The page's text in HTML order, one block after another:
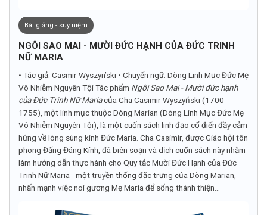
Bài giảng - suy niệm
NGÔI SAO MAI - MƯỜI ĐỨC HẠNH CỦA ĐỨC TRINH
NỮ MARIA
• Tác giả: Casmir Wyszyn’ski • Chuyển ngữ: Dòng Linh Mục Đức Mẹ
Vô Nhiễm Nguyên Tội Tác phẩm Ngôi Sao Mai - Mười đức hạnh
của Đức Trinh Nữ Mariacủa Cha Casimir Wyszyński (1700-
1755), một linh mục thuộc Dòng Marian (Dòng Linh Mục Đức Mẹ
Vô Nhiễm Nguyên Tội), là một cuốn sách linh đạo cổ điển đầy cảm
hứng về lòng sùng kính Đức Maria. Cha Casimir, được Giáo hội tôn
phong Đấng Đáng Kính, đã biên soạn và dịch cuốn sách này nhằm
làm hướng dẫn thực hành cho Quy tắc Mười Đức Hạnh của Đức
Trinh Nữ Maria - một truyền thống đặc trưng của Dòng Marian,
nhấn mạnh việc noi gương Mẹ Maria để sống thánh thiện...